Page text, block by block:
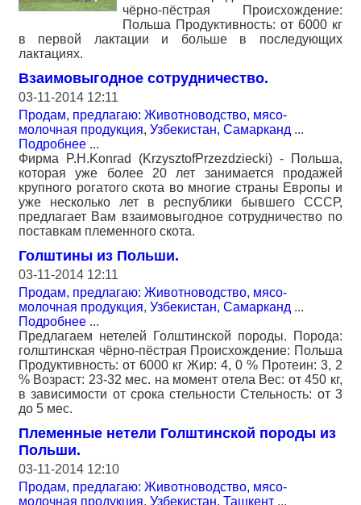
чёрно-пёстрая Происхождение:
Польша Продуктивность: от 6000 кг
в первой лактации и больше в последующих
лактациях.
Взаимовыгодное сотрудничество.
03-11-2014 12:11
Продам, предлагаю: Животноводство, мясо-
молочная продукция, Узбекистан, Самарканд ...
Подробнее ...
Фирма P.H.Konrad (KrzysztofPrzezdziecki) - Польша,
которая уже более 20 лет занимается продажей
крупного рогатого скота во многие страны Европы и
уже несколько лет в республики бывшего СССР,
предлагает Вам взаимовыгодное сотрудничество по
поставкам племенного скота.
Голштины из Польши.
03-11-2014 12:11
Продам, предлагаю: Животноводство, мясо-
молочная продукция, Узбекистан, Самарканд ...
Подробнее ...
Предлагаем нетелей Голштинской породы. Порода:
голштинская чёрно-пёстрая Происхождение: Польша
Продуктивность: от 6000 кг Жир: 4, 0 % Протеин: 3, 2
% Возраст: 23-32 мес. на момент отела Вес: от 450 кг,
в зависимости от срока стельности Стельность: от 3
до 5 мес.
Племенные нетели Голштинской породы из
Польши.
03-11-2014 12:10
Продам, предлагаю: Животноводство, мясо-
молочная продукция, Узбекистан, Ташкент ...